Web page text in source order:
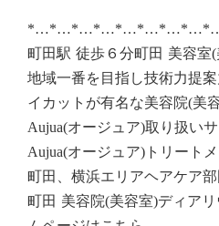
町田駅 徒歩６分町田 美容室
地域一番を目指し技術力提
イカットが有名な美容院(美
Aujua(オージュア)取り扱い
Aujua(オージュア)トリートメ
町田、横浜エリアヘアケア
町田 美容院(美容室)ディア